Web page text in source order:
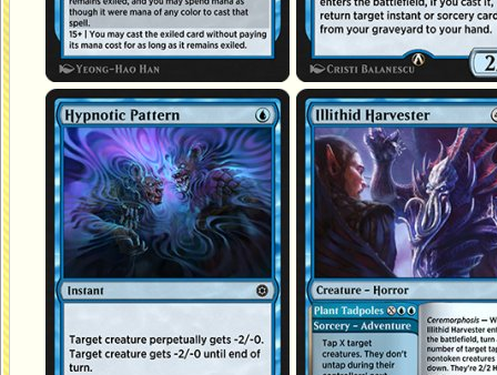
Motifs hypnotiques
Moissonneur illithid
Planter des tétards